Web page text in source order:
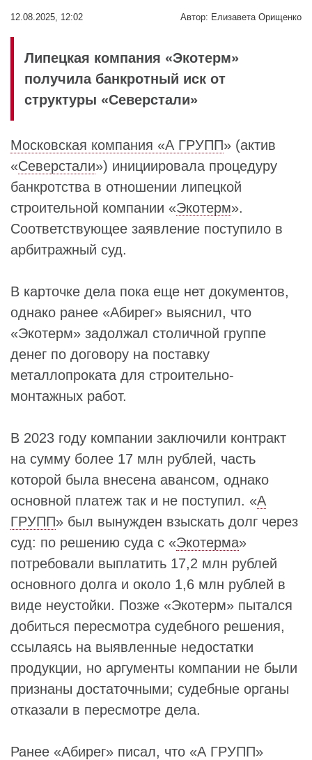
12.08.2025, 12:02 Автор: Елизавета Орищенко
Липецкая компания «Экотерм»
получила банкротный иск от
структуры «Северстали»
Московская компания «А ГРУПП» (актив
«Северстали») инициировала процедуру
банкротства в отношении липецкой
строительной компании «Экотерм».
Соответствующее заявление поступило в
арбитражный суд.
В карточке дела пока еще нет документов,
однако ранее «Абирег» выяснил, что
«Экотерм» задолжал столичной группе
денег по договору на поставку
металлопроката для строительно-
монтажных работ.
В 2023 году компании заключили контракт
на сумму более 17 млн рублей, часть
которой была внесена авансом, однако
основной платеж так и не поступил. «А
ГРУПП» был вынужден взыскать долг через
суд: по решению суда с «Экотерма»
потребовали выплатить 17,2 млн рублей
основного долга и около 1,6 млн рублей в
виде неустойки. Позже «Экотерм» пытался
добиться пересмотра судебного решения,
ссылаясь на выявленные недостатки
продукции, но аргументы компании не были
признаны достаточными; судебные органы
отказали в пересмотре дела.
Ранее «Абирег» писал, что «А ГРУПП»